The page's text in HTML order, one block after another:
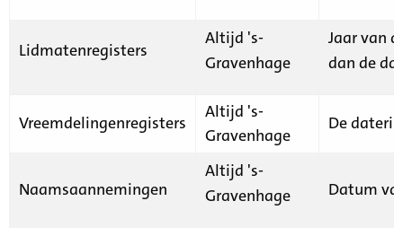
Lidmatenregisters
Altijd 's-
Gravenhage
Jaar van
dan de
Vreemdelingenregisters
Altijd 's-
Gravenhage
De
Naamsaannemingen
Altijd 's-
Gravenhage
Datum